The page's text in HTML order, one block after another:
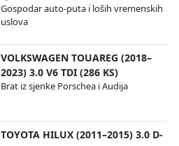
Gospodar auto-puta i loših vremenskih
uslova
VOLKSWAGEN TOUAREG (2018–
2023) 3.0 V6 TDI (286 KS)
Brat iz sjenke Porschea i Audija
TOYOTA HILUX (2011–2015) 3.0 D-